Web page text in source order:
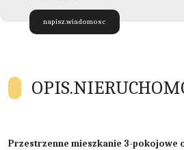
napisz.wiadomosc
Przestrzenne mieszkanie 3-pokojowe